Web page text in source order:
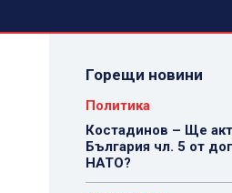
Горещи новини
Политика
Костадинов – Ще
България чл. 5 от
НАТО?